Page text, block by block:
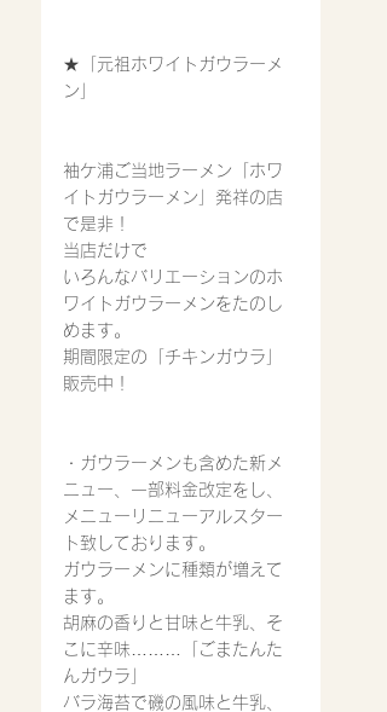
★「元祖ホワイトガウラーメ
ン」
袖ケ浦ご当地ラーメン「ホワ
イトガウラーメン」発祥の店
で是非！
当店だけで
いろんなバリエーションのホ
ワイトガウラーメンをたのし
めます。
期間限定の「チキンガウラ」
販売中！
・ガウラーメンも含めた新メ
ニュー、一部料金改定をし、
メニューリニューアルスター
ト致しております。
ガウラーメンに種類が増えて
ます。
胡麻の香りと甘味と牛乳、そ
こに辛味………「ごまたんた
んガウラ」
バラ海苔で磯の風味と牛乳、